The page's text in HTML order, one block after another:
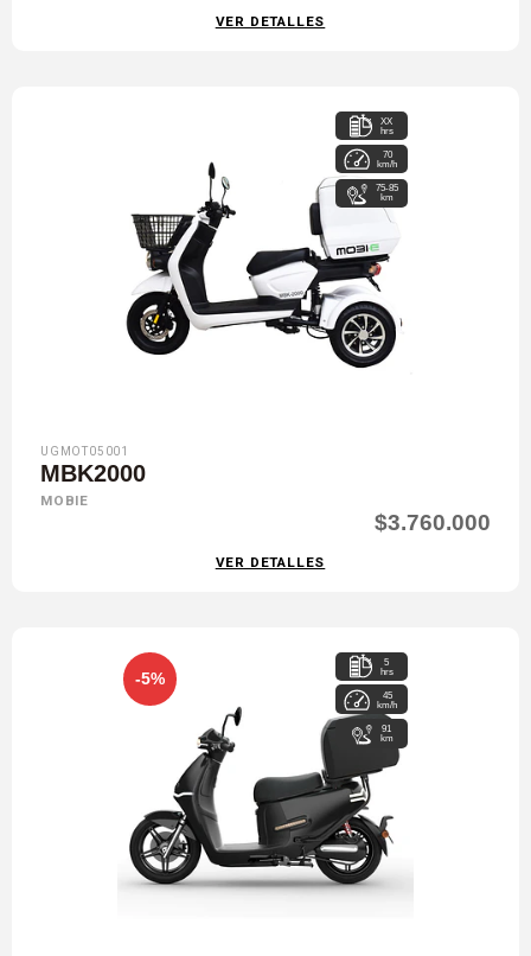
VER DETALLES
XX
hrs
70
km/h
75-85
km
UGMOT05001
MBK2000
MOBIE
$3.760.000
VER DETALLES
-5%
5
hrs
45
km/h
91
km